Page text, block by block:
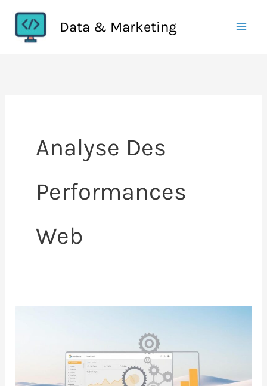
contenu
Data & Marketing
Analyse Des
Performances
Web